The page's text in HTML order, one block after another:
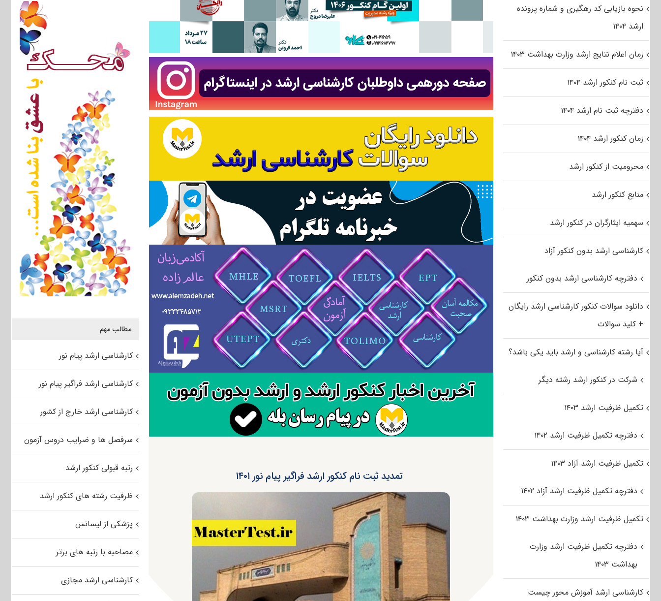
تمدید ثبت نام کنکور ارشد فراگیر پیام نور ۱۴۰۱
مطالب مهم
کارشناسی ارشد پیام نور
کارشناسی ارشد فراگیر پیام نور
کارشناسی ارشد خارج از کشور
سرفصل ها و ضرایب دروس آزمون
رتبه قبولی کنکور ارشد
ظرفیت رشته های کنکور ارشد
پزشکی از لیسانس
مصاحبه با رتبه های برتر
کارشناسی ارشد مجازی
نحوه بازیابی کد رهگیری و شماره پرونده
ارشد ۱۴۰۴
زمان اعلام نتایج ارشد وزارت بهداشت ۱۴۰۳
ثبت نام کنکور ارشد ۱۴۰۴
دفترچه ثبت نام ارشد ۱۴۰۴
زمان کنکور ارشد ۱۴۰۴
محرومیت از کنکور ارشد
منابع کنکور ارشد
سهمیه ایثارگران در کنکور ارشد
کارشناسی ارشد بدون کنکور آزاد
دفترچه کارشناسی ارشد بدون کنکور
دانلود سوالات کنکور کارشناسی ارشد رایگان
+ کلید سوالات
آیا رشته کارشناسی و ارشد باید یکی باشد؟
شرکت در کنکور ارشد رشته دیگر
تکمیل ظرفیت ارشد ۱۴۰۳
دفترچه تکمیل ظرفیت ارشد ۱۴۰۲
تکمیل ظرفیت ارشد آزاد ۱۴۰۳
دفترچه تکمیل ظرفیت ارشد آزاد ۱۴۰۲
تکمیل ظرفیت ارشد وزارت بهداشت ۱۴۰۳
دفترچه تکمیل ظرفیت ارشد وزارت
بهداشت ۱۴۰۳
کارشناسی ارشد آموزش محور چیست